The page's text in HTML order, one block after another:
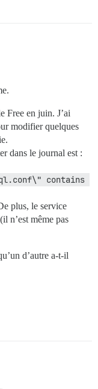
Free en juin. J’ai
modifier quelques
dans le journal est :
contains
plus, le service
n’est même pas
d’autre a-t-il